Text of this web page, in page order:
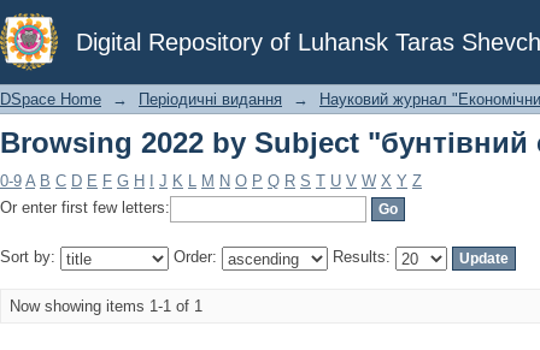
Digital Repository of Luhansk Taras
Browsing 2022 by Subject "бунтівний
DSpace Home → Періодичні видання → Науковий журнал
Browsing 2022 by Subject "бунтівний
0-9 A B C D E F G H J K L M N O P Q R S T U V W X Y Z
Or enter first few letters:
Sort by: Order: Results:
Now showing items 1-1 of 1